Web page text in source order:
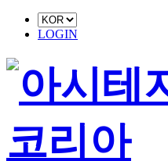
LOGIN